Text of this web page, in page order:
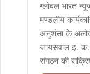
ग्लोबल भारत
मण्डलीय
अनुशंसा के
जायसवाल इ.
संगठन की